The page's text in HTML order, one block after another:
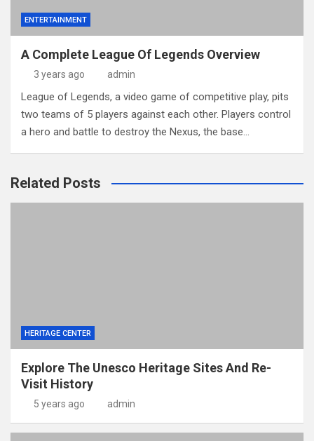
ENTERTAINMENT
A Complete League Of Legends Overview
3 years ago admin
League of Legends, a video game of competitive play, pits
two teams of 5 players against each other. Players control
a hero and battle to destroy the Nexus, the base…
Related Posts
HERITAGE CENTER
Explore The Unesco Heritage Sites And Re-
Visit History
5 years ago admin